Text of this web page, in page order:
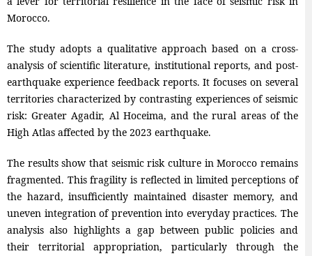
Morocco.
The study adopts a qualitative approach based on a cross-
analysis of scientific literature, institutional reports, and post-
earthquake experience feedback reports. It focuses on several
territories characterized by contrasting experiences of seismic
risk: Greater Agadir, Al Hoceima, and the rural areas of the
High Atlas affected by the 2023 earthquake.
The results show that seismic risk culture in Morocco remains
fragmented. This fragility is reflected in limited perceptions of
the hazard, insufficiently maintained disaster memory, and
uneven integration of prevention into everyday practices. The
analysis also highlights a gap between public policies and
their territorial appropriation, particularly through the